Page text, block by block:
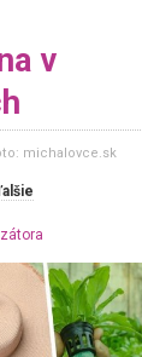
v
michalovce.sk